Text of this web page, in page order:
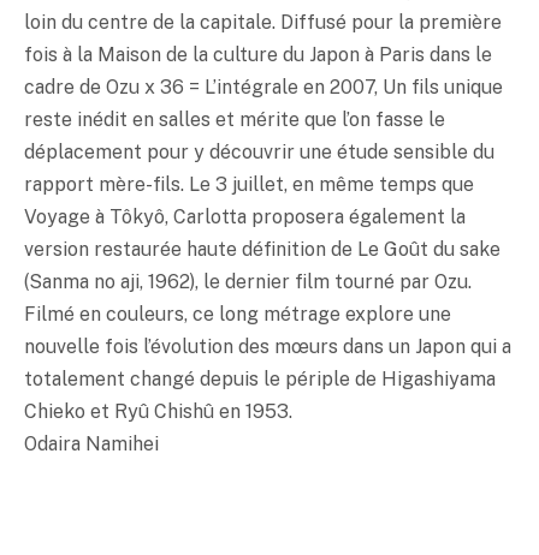
loin du centre de la capitale. Diffusé pour la première
fois à la Maison de la culture du Japon à Paris dans le
cadre de Ozu x 36 = L’intégrale en 2007, Un fils unique
reste inédit en salles et mérite que l’on fasse le
déplacement pour y découvrir une étude sensible du
rapport mère-fils. Le 3 juillet, en même temps que
Voyage à Tôkyô, Carlotta proposera également la
version restaurée haute définition de Le Goût du sake
(Sanma no aji, 1962), le dernier film tourné par Ozu.
Filmé en couleurs, ce long métrage explore une
nouvelle fois l’évolution des mœurs dans un Japon qui a
totalement changé depuis le périple de Higashiyama
Chieko et Ryû Chishû en 1953.
Odaira Namihei